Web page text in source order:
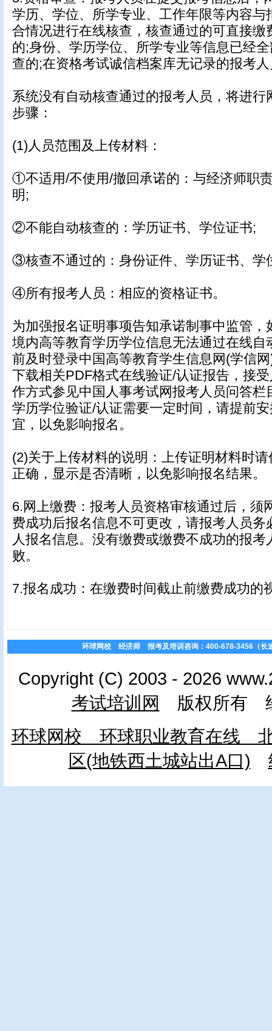
学历、学位、所学专业、工作年限等内容与
合情况进行在线核查，核查通过的可直接缴
的;身份、学历学位、所学专业等信息已经
查的;在资格考试诚信档案库无记录的报考
系统没有自动核查通过的报考人员，将进行
步骤：
(1)人员范围及上传材料：
①不适用/不使用/撤回承诺的：与经济师职
明;
②不能自动核查的：学历证书、学位证书;
③核查不通过的：身份证件、学历证书、学
④所有报考人员：相应的资格证书。
为加强报名证明事项告知承诺制事中监管，
境内高等教育学历学位信息无法通过在线自
前及时登录中国高等教育学生信息网(学信
下载相关PDF格式在线验证/认证报告，接
作方式参见中国人事考试网报考人员问答栏
学历学位验证/认证需要一定时间，请提前
宜，以免影响报名。
(2)关于上传材料的说明：上传证明材料时
正确，显示是否清晰，以免影响报名结果。
6.网上缴费：报考人员资格审核通过后，须
费成功后报名信息不可更改，请报考人员务
人报名信息。没有缴费或缴费不成功的报考
败。
7.报名成功：在缴费时间截止前缴费成功的
环球网校 经济师 报考及培训咨询：400-678-3456（长
Copyright (C) 2003 - 2026
考试培训网
版权所有
环球网校 环球职业教育在线 北
区(地铁西土城站出A口)